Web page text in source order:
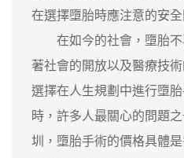
在選擇墮胎時應注意的安全
在如今的社會，墮胎不
著社會的開放以及醫療技
選擇在人生規劃中進行墮
時，許多人最關心的問題
圳，墮胎手術的價格具體